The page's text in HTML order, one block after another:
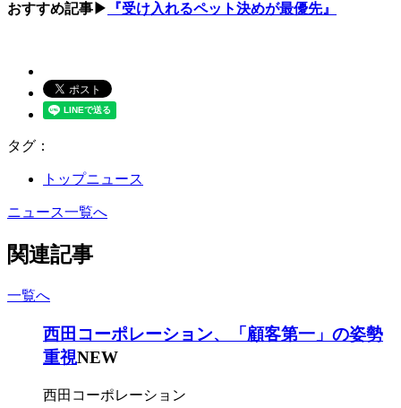
おすすめ記事▶ 『受け入れるペット決めが最優先』
タグ：
トップニュース
ニュース一覧へ
関連記事
一覧へ
西田コーポレーション、「顧客第一」の姿勢
重視NEW
西田コーポレーション